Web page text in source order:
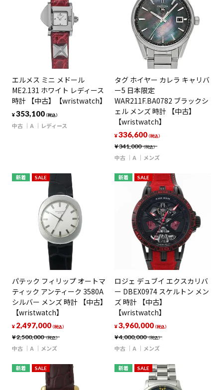
エルメス ミニ メドール
ME2.131 ホワイト レディース
時計 【中古】【wristwatch】
¥353,100（税込）
中古 A レディース
タグ ホイヤー カレラ キャリバ
ー5 日本限定
WAR211F.BA0782 ブラックシ
ェル メンズ 時計 【中古】
【wristwatch】
¥341,000（税込）
¥336,600（税込）
中古 A メンズ
新着 SALE
パテック フィリップ オートマ
ティック アンティーク 3580A
シルバー メンズ 時計 【中古】
【wristwatch】
¥2,500,000（税込）
¥ 2,497,000（税込）
中古 A メンズ
新着 SALE
ロジェ デュブイ エクスカリバ
ー DBEX0974 スケルトン メン
ズ 時計 【中古】
【wristwatch】
¥4,000,000（税込）
¥3,960,000（税込）
中古 A メンズ
新着 SALE 新着 SALE